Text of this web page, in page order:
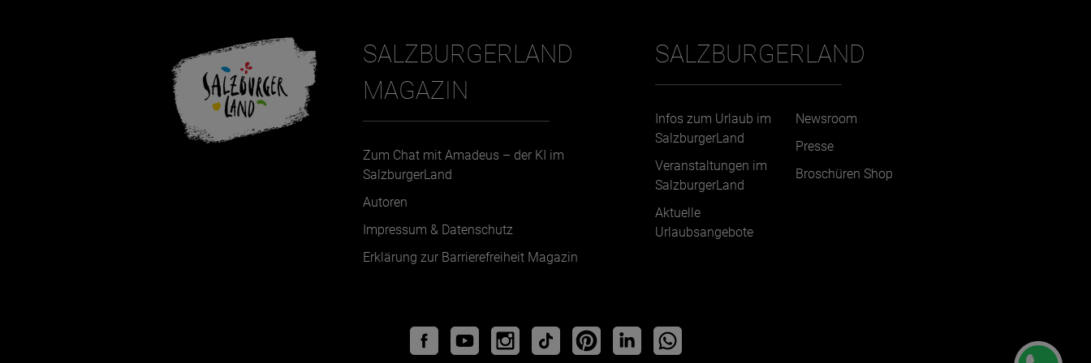
SALZBURGERLAND
MAGAZIN
Zum Chat mit Amadeus – der KI im
SalzburgerLand
Autoren
Impressum & Datenschutz
Erklärung zur Barrierefreiheit Magazin
SALZBURGERLAND
Infos zum Urlaub im
SalzburgerLand
Veranstaltungen im
SalzburgerLand
Aktuelle
Urlaubsangebote
Newsroom
Presse
Broschüren Shop